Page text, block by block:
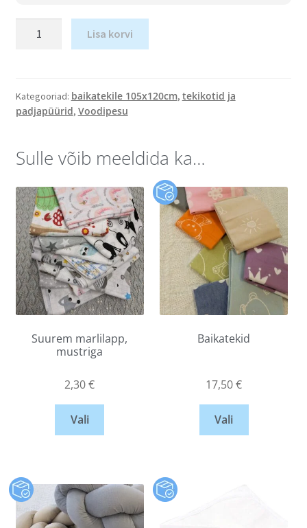
Lisa korvi
Kategooriad: baikatekile 105x120cm, tekikotid ja
padjapüürid, Voodipesu
Sulle võib meeldida ka…
Suurem marlilapp,
mustriga
2,30€
Vali
Baikatekid
17,50€
Vali